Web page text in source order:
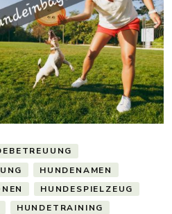
HUNDENAMEN
HUNDESPIELZEUG
HUNDETRAINING